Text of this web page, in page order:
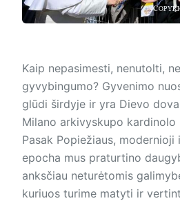
Kaip nepasimesti, nenutolti,
gyvybingumo? Gyvenimo
glūdi širdyje ir yra Dievo
Milano arkivyskupo
Pasak Popiežiaus,
epocha mus praturtino
anksčiau neturėtomis
kuriuos turime matyti ir